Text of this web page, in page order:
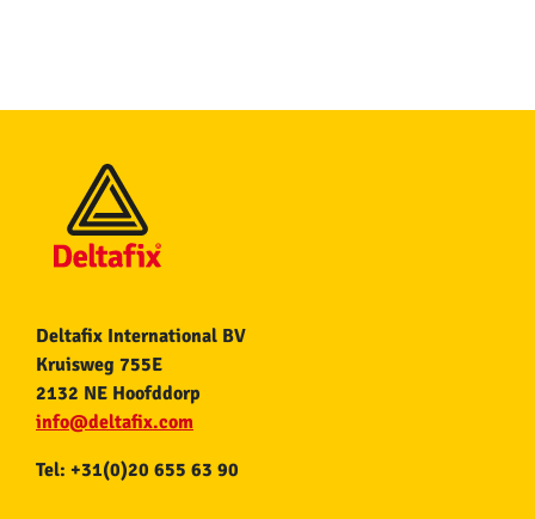
Deltafix International BV
Kruisweg 755E
2132 NE Hoofddorp
info@deltafix.com
Tel: +31(0)20 655 63 90